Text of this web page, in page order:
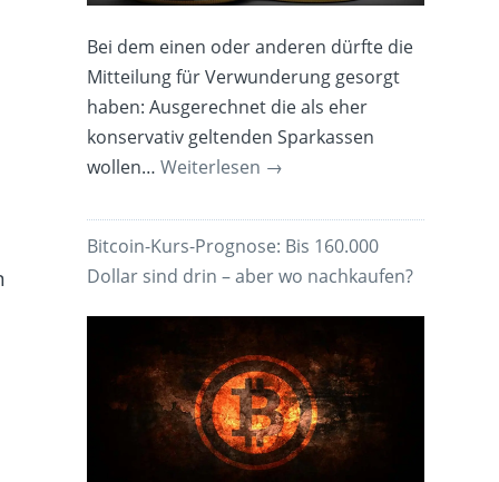
Bei dem einen oder anderen dürfte die
Mitteilung für Verwunderung gesorgt
haben: Ausgerechnet die als eher
konservativ geltenden Sparkassen
wollen…Weiterlesen →
Bitcoin-Kurs-Prognose: Bis 160.000
Dollar sind drin – aber wo nachkaufen?